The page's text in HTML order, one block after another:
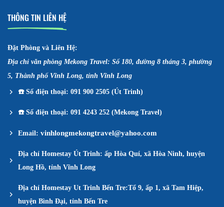
THÔNG TIN LIÊN HỆ
Đặt Phòng và Liên Hệ:
Địa chỉ văn phòng Mekong Travel: Số 180, đường 8 tháng 3, phường
5, Thành phố Vĩnh Long, tỉnh Vĩnh Long
☎️Số điện thoại: 091 900 2505 (Út Trinh)
☎️Số điện thoại: 091 4243 252 (Mekong Travel)
Email: vinhlongmekongtravel@yahoo.com
Địa chỉ Homestay Út Trinh: ấp Hòa Quí, xã Hòa Ninh, huyện
Long Hồ, tỉnh Vĩnh Long
Địa chỉ Homestay Ut Trinh Bến Tre:Tổ 9, ấp 1, xã Tam Hiệp,
huyện Bình Đại, tỉnh Bến Tre